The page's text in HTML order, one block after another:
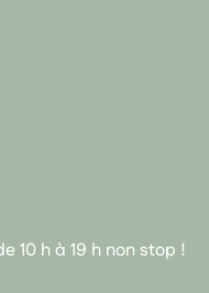
10 h à 19 h non stop !